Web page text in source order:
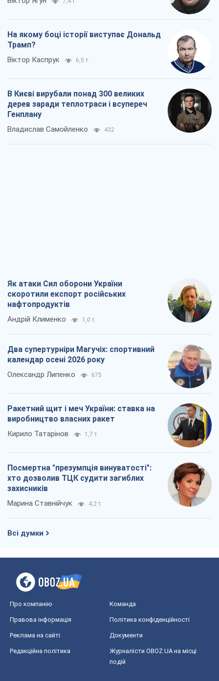
На якому боці історії виступає Дональд
Трамп?
Віктор Каспрук 6,5 т.
В Києві вирубали понад 300 великих
дерев заради теплотраси і всупереч
Генплану
Владислав Самойленко 432
Як атаки Сил оборони України
скоротили експорт російських
нафтопродуктів
Андрій Клименко 1,0 т.
Два супертурніри Магучіх: спортивний
календар осені 2026 року
Олександр Липенко 675
Ракетний щит і меч України: ставка на
виробництво власних ракет
Кирило Татарінов 1,7 т.
Посмертна "презумпція винуватості":
хто дозволив ТЦК судити загиблих
захисників
Марина Ставнійчук 4,2 т.
Всі думки
Про компанію Команда
Правова інформація Політика конфіденційності
Реклама на сайті Документи
Редакційна політика
Журналісти OBOZ.UA на місці
подій